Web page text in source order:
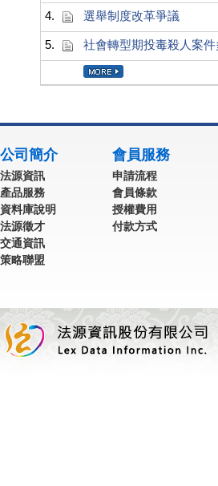
4. 選舉制度改革爭議
5. 社會轉型期投毒殺人案
公司簡介
法源資訊
產品服務
資料庫說明
法源徵才
交通資訊
策略聯盟
會員服務
申請流程
會員條款
授權費用
付款方式